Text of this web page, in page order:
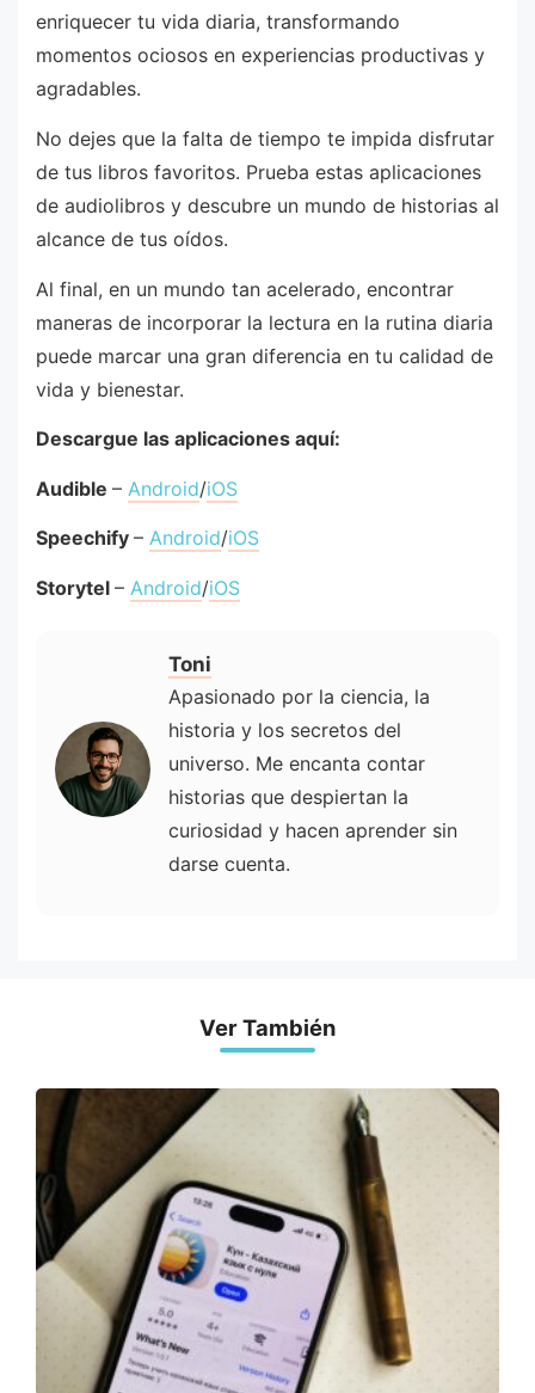
enriquecer tu vida diaria, transformando
momentos ociosos en experiencias productivas y
agradables.
No dejes que la falta de tiempo te impida disfrutar
de tus libros favoritos. Prueba estas aplicaciones
de audiolibros y descubre un mundo de historias al
alcance de tus oídos.
Al final, en un mundo tan acelerado, encontrar
maneras de incorporar la lectura en la rutina diaria
puede marcar una gran diferencia en tu calidad de
vida y bienestar.
Descargue las aplicaciones aquí:
Audible – Android/iOS
Speechify – Android/iOS
Storytel – Android/iOS
Toni
Apasionado por la ciencia, la
historia y los secretos del
universo. Me encanta contar
historias que despiertan la
curiosidad y hacen aprender sin
darse cuenta.
Ver También